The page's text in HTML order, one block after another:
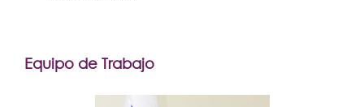
Equipo de Trabajo